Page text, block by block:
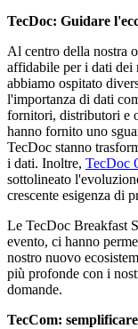
TecDoc: Guidare
Al centro della nostra
affidabile per i dati dei
abbiamo ospitato
l'importanza di dati
fornitori, distributori e
hanno fornito uno
TecDoc stanno
i dati. Inoltre, TecDoc
sottolineato
crescente esigenza di
Le TecDoc Breakfast
evento, ci hanno
nostro nuovo
più profonde con i
domande.
TecCom: